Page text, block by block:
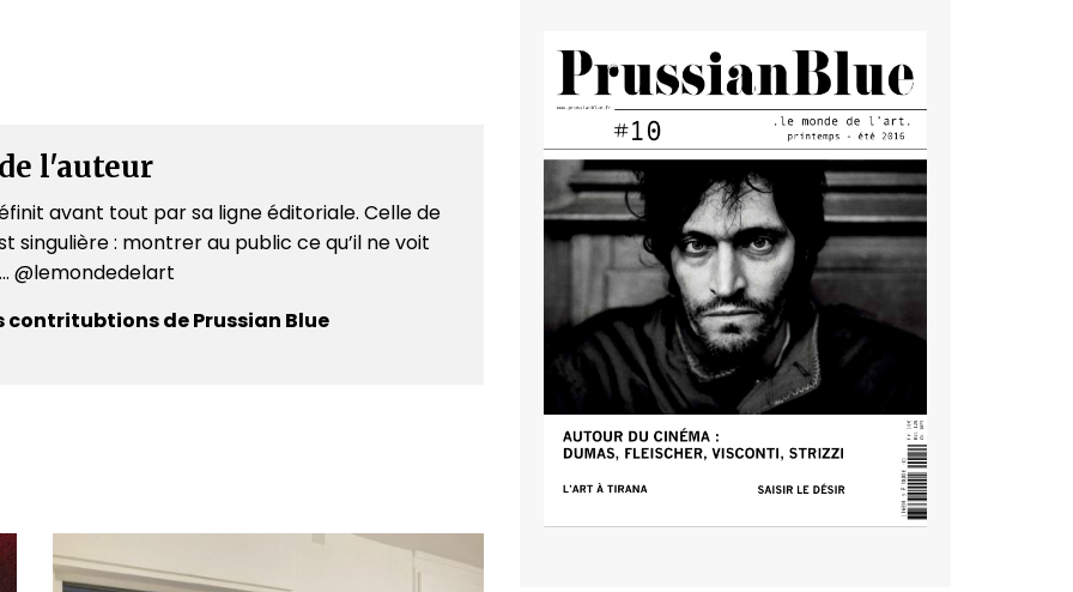
l'auteur
avant tout par sa ligne éditoriale. Celle de
singulière : montrer au public ce qu’il ne voit
@lemondedelart
contritubtions de Prussian Blue